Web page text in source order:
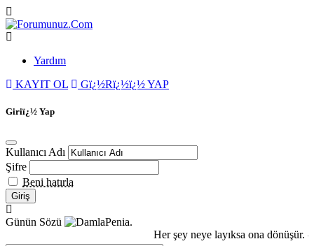
Yardım
KAYIT OL
Gï¿½Rï¿½ï¿½ YAP
Giriï¿½ Yap
Kullanıcı Adı
Şifre
Beni hatırla
Günün Sözü
Penia.
Her şey neye layıksa ona dönüşür. -